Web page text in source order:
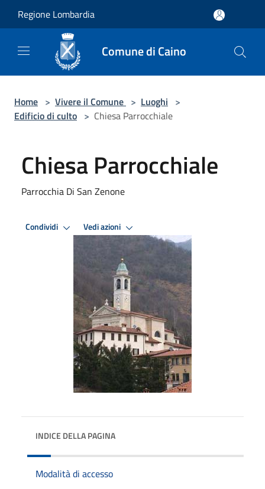
Regione Lombardia
Comune di Caino
Home > Vivere il Comune > Luoghi >
Edificio di culto > Chiesa Parrocchiale
Chiesa Parrocchiale
Parrocchia Di San Zenone
Condividi Vedi azioni
INDICE DELLA PAGINA
Modalità di accesso